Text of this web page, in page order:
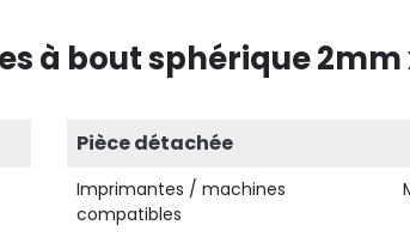
à bout sphérique
Pièce détachée
Imprimantes / machines
compatibles